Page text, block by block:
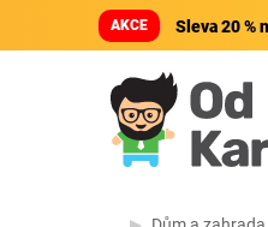
AKCE Sleva 20 %